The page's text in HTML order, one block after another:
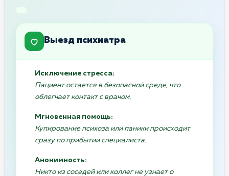
Выезд психиатра
Исключение стресса:
Пациент остается в безопасной среде, что
облегчает контакт с врачом.
Мгновенная помощь:
Купирование психоза или паники происходит
сразу по прибытии специалиста.
Анонимность:
Никто из соседей или коллег не узнает о